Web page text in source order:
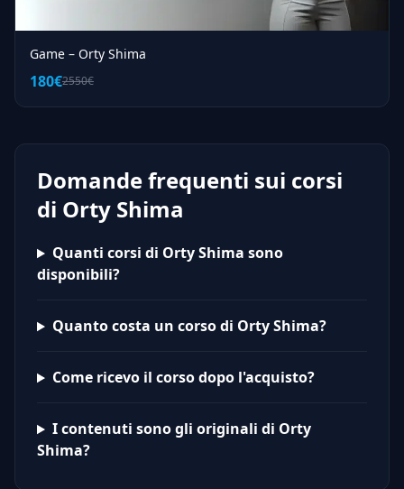
Game – Orty Shima
180€2550€
Domande frequenti sui corsi
di Orty Shima
Quanti corsi di Orty Shima sono
disponibili?
Quanto costa un corso di Orty Shima?
Come ricevo il corso dopo l'acquisto?
I contenuti sono gli originali di Orty
Shima?